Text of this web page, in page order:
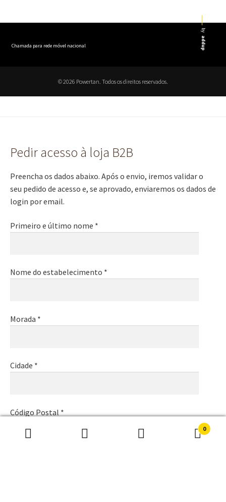
Chamada para rede móvel nacional
by
addup
Pesquisar
Pesquisa
0
© 2026 Powertan. Todos os direitos reservados.
Pedir acesso à loja B2B
Preencha os dados abaixo. Após o envio, iremos validar o
seu pedido de acesso e, se aprovado, enviaremos os dados de
login por email.
Primeiro e último nome *
Nome do estabelecimento *
Morada *
Cidade *
Código Postal *